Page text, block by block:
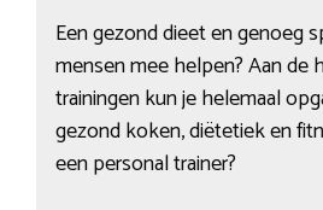
Een gezond dieet en genoeg
mensen mee helpen? Aan de
trainingen kun je helemaal
gezond koken, diëtetiek en
een personal trainer?